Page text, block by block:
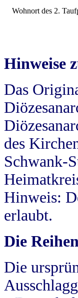
Wohnort des 2.
Hinweise
Das
des
Schwank-
Hinweis:
erlaubt.
Die
Die